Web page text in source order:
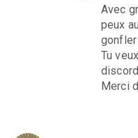
Avec
peux
gonfler
Tu
Merci